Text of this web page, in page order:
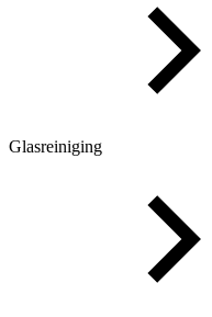
Glasreiniging